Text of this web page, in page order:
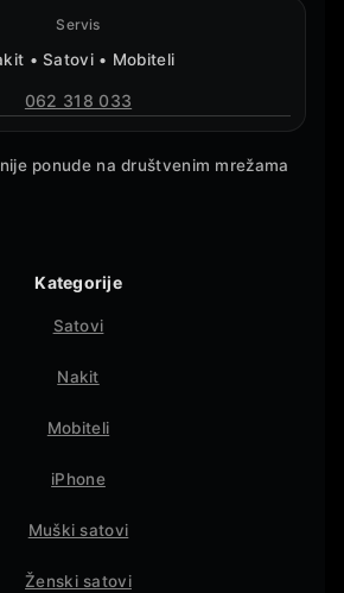
Servis
• Satovi • Mobiteli
062 318 033
ponude na društvenim mrežama
Kategorije
Satovi
Nakit
Mobiteli
iPhone
Muški satovi
Ženski satovi